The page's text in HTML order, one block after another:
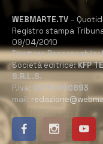
WEBMARTE.TV –
Registro stampa
09/04/2010
Direttore Responsabile:
Società editrice:KFP
S.R.L.S.
P.Iva: 02184950893
mail: